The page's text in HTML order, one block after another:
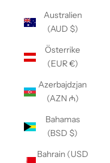
Australien
(AUD $)
Österrike
(EUR €)
Azerbajdzjan
(AZN ₼)
Bahamas
(BSD $)
Bahrain (USD